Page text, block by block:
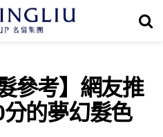
參考】網友推
的夢幻髮色